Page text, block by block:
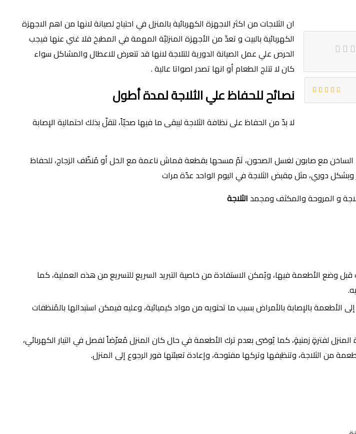
ان الثلاجات من اكثر الاجهزة الكهربائية بالمنزل في احتياج لصيانة لانها من اهم الاجهزة
الكهربائية بالبيت و تعدّ من الأجهزة المنزليّة المهمة في المطبخ فلا غني عنها فيجب
الحرص علي عمل الصيانة الدورية للتلاجة لانها قد تتعرض للاعطال والمشاكل سواء
كان لا تتلج الطعام أو انها تصدر اصواتا عالية .
نصائح للحفاظ علي الثلاجة لمدة أطول
لا بدّ من الحفاظ على نظافة الثلاجة ليبقى ما فيها صحيّاً، لتقلّ بذلك احتمالية الإصابة
الساخن مع صابون لغسل الصحون، ثمّ مسحها بقطعة قماش ناعمة مع الخل أو مُنظّف الزجاج، للحفاظ
وبشكل دوري، مثل مِقبض الثلاجة في اليوم الواحد عدّة مرات
و المروحة والمكثف ومجمد الثلاجة
والانتظار لحين وصول درجة حرارتها إلى 4 درجة مئوية وذلك قبل وضع الأطعمة فيها، ويُمكن الاستفادة من خاصية التبريد السريع للتسريع من هذه العملية، كما
بالإصابة بالأمراض بسبب ما تحتويه من مواد كيميائية، وعليه فيمكن استبدالها بالمُنظفات
لفترةٍ زمنيةٍ، كما يُوصَى بعدم ترك الأطعمة في حال كان المنزل مُعرّضاً لفصل في التيار الكهربائي،
من الثلاجة، وتنظيفها وتركها مفتوحة، وإعادة تعبئتها فور الرجوع إلى المنزل.